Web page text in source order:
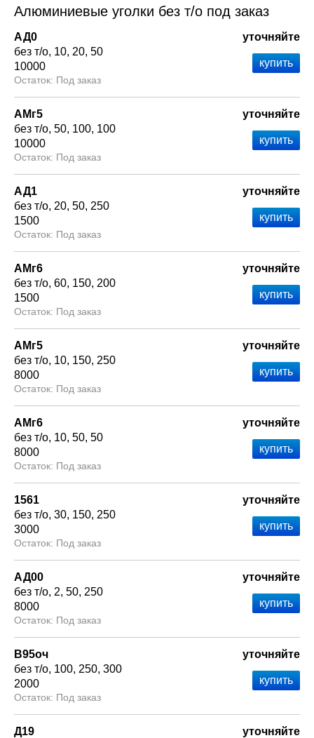
Алюминиевые уголки без т/о под заказ
АД0
без т/о 10 20 50
10000
Под заказ
уточняйте
АМг5
без т/о 50 100 100
10000
Под заказ
уточняйте
АД1
без т/о 20 50 250
1500
Под заказ
уточняйте
АМг6
без т/о 60 150 200
1500
Под заказ
уточняйте
АМг5
без т/о 10 150 250
8000
Под заказ
уточняйте
АМг6
без т/о 10 50 50
8000
Под заказ
уточняйте
1561
без т/о 30 150 250
3000
Под заказ
уточняйте
АД00
без т/о 2 50 250
8000
Под заказ
уточняйте
В95оч
без т/о 100 250 300
2000
Под заказ
уточняйте
Д19
уточняйте